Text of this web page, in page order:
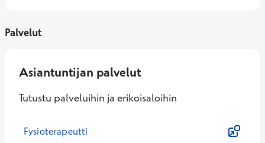
Palvelut
Asiantuntijan palvelut
Tutustu palveluihin ja erikoisaloihin
Fysioterapeutti